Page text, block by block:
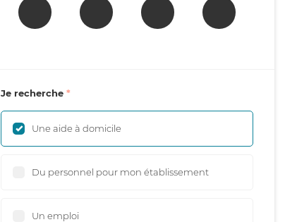
Je recherche
Une aide à domicile
Du personnel pour mon établissement
Un emploi